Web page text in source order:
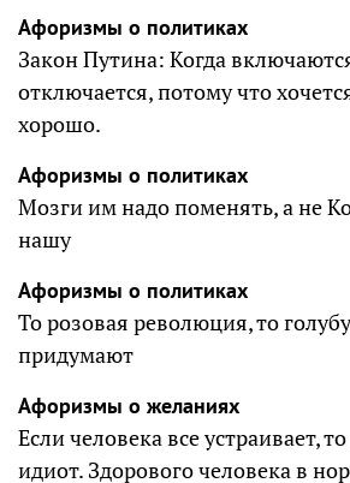
Афоризмы о политиках
Закон Путина: Когда
отключается, потому что
хорошо.
Афоризмы о политиках
Мозги им надо поменять, а не
нашу
Афоризмы о политиках
То розовая революция, то
придумают
Афоризмы о желаниях
Если человека все устраивает,
идиот. Здорового человека в